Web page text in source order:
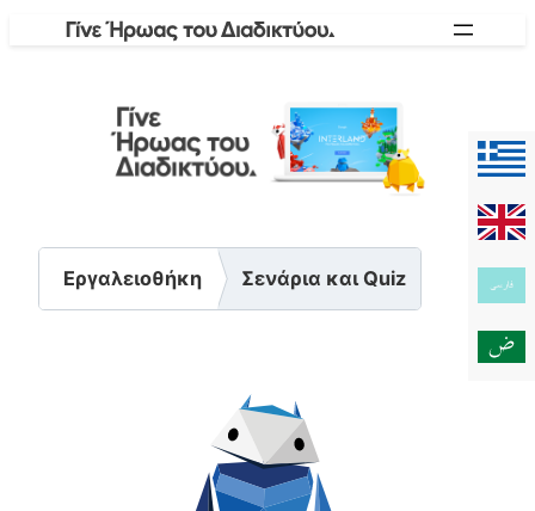
Εργαλειοθήκη Σενάρια και Quiz